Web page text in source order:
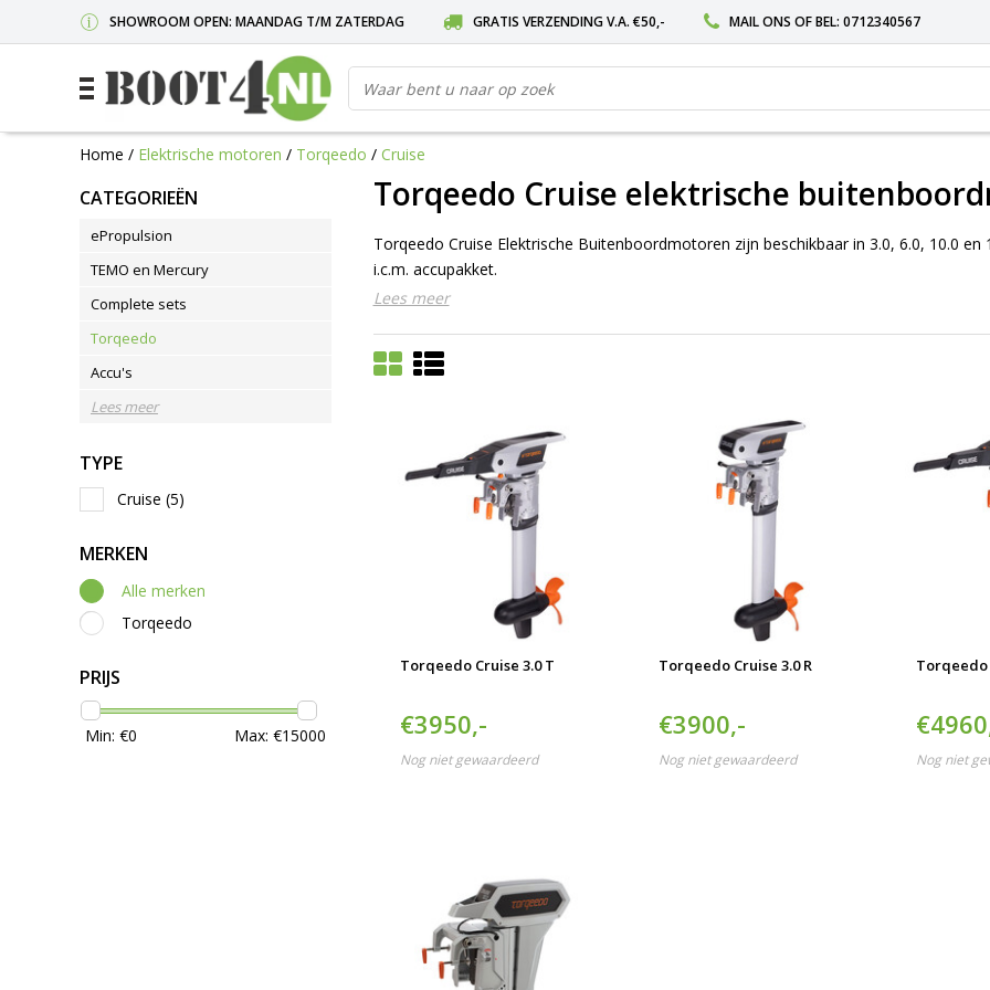
SHOWROOM OPEN: MAANDAG T/M ZATERDAG GRATIS VERZENDING V.A. €50,- MAIL ONS OF BEL: 0712340567
Home / Elektrische motoren / Torqeedo / Cruise
CATEGORIEËN
ePropulsion
TEMO en Mercury
Complete sets
Torqeedo
Accu's
Lees meer
TYPE
Cruise (5)
MERKEN
Alle merken
Torqeedo
PRIJS
Min: €0 Max: €15000
Torqeedo Cruise elektrische
Torqeedo Cruise Elektrische Buitenboordmotoren zijn beschikbaar in 3.0, 6.0, 10.0
i.c.m. accupakket.
Lees meer
Torqeedo Cruise 3.0 T
€3950,-
Nog niet gewaardeerd
Torqeedo Cruise 3.0 R
€3900,-
Nog niet gewaardeerd
Torqeedo
Nog niet